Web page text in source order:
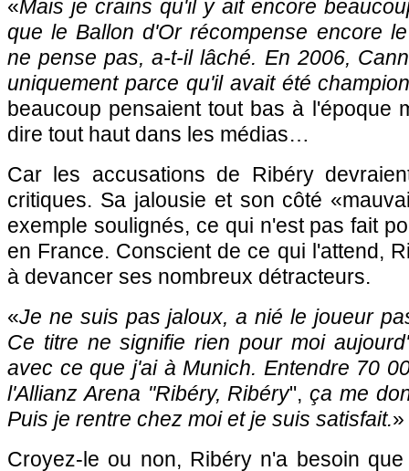
«Mais je crains qu'il y ait encore
que le Ballon d'Or récompense encore
ne pense pas, a-t-il lâché. En 2006,
uniquement parce qu'il avait été
beaucoup pensaient tout bas à l'époque
dire tout haut dans les médias…
Car les accusations de Ribéry
critiques. Sa jalousie et son côté
exemple soulignés, ce qui n'est pas fait
en France. Conscient de ce qui l'attend,
à devancer ses nombreux détracteurs.
«Je ne suis pas jaloux, a nié le joueur
Ce titre ne signifie rien pour moi
avec ce que j'ai à Munich. Entendre 70
l'Allianz Arena "Ribéry, Ribéry",ça me
Puis je rentre chez moi et je suis satisfait.»
Croyez-le ou non, Ribéry n'a besoin